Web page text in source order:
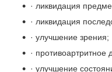
· ликвидация
· ликвидация
· улучшение зрения;
· противоартритное
· улучшение